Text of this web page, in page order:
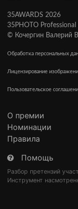
35AWARDS 2026
35PHOTO
© Кочергин Валерий
Обработка персональных
Лицензирование
Пользовательское
О премии
Номинации
Правила
Помощь
Разбор претензий
Инструмент